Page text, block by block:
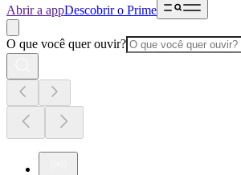
Abrir a appDescobrir o Prime
O que você quer ouvir?